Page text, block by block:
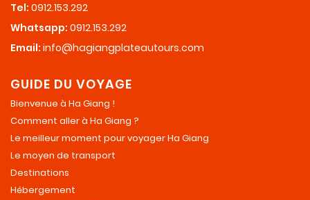
Tel: 0912.153.292
Whatsapp: 0912.153.292
Email: info@hagiangplateautours.com
GUIDE DU VOYAGE
Bienvenue à Ha Giang !
Comment aller à Ha Giang ?
Le meilleur moment pour voyager Ha Giang
Le moyen de transport
Destinations
Hébergement